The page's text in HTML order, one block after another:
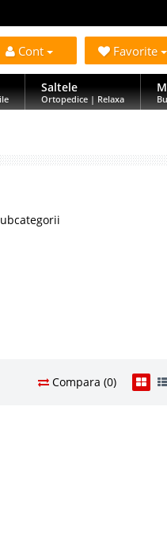
Cont Favorite
Saltele
Ortopedice | Relaxa
Compara (0)